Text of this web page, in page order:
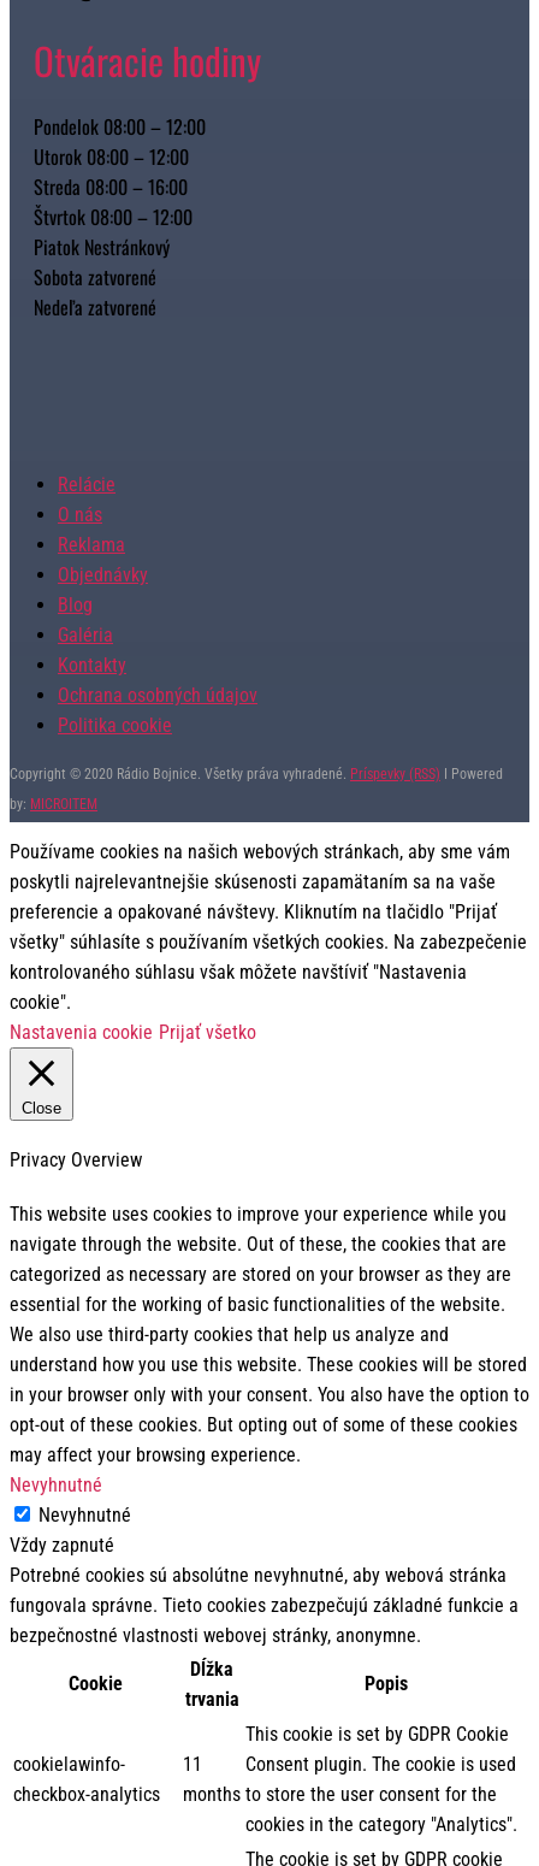
Otváracie hodiny
Pondelok 08:00 – 12:00
Utorok 08:00 – 12:00
Streda 08:00 – 16:00
Štvrtok 08:00 – 12:00
Piatok Nestránkový
Sobota zatvorené
Nedeľa zatvorené
Relácie
O nás
Reklama
Objednávky
Blog
Galéria
Kontakty
Ochrana osobných údajov
Politika cookie
Copyright © 2020 Rádio Bojnice. Všetky práva vyhradené. Príspevky (RSS) I Powered
by: MICROITEM
Používame cookies na našich webových stránkach, aby sme vám
poskytli najrelevantnejšie skúsenosti zapamätaním sa na vaše
preferencie a opakované návštevy. Kliknutím na tlačidlo "Prijať
všetky" súhlasíte s používaním všetkých cookies. Na zabezpečenie
kontrolovaného súhlasu však môžete navštíviť "Nastavenia
cookie".
Nastavenia cookie Prijať všetko
Close
Privacy Overview
This website uses cookies to improve your experience while you
navigate through the website. Out of these, the cookies that are
categorized as necessary are stored on your browser as they are
essential for the working of basic functionalities of the website.
We also use third-party cookies that help us analyze and
understand how you use this website. These cookies will be stored
in your browser only with your consent. You also have the option to
opt-out of these cookies. But opting out of some of these cookies
may affect your browsing experience.
Nevyhnutné
Nevyhnutné
Vždy zapnuté
Potrebné cookies sú absolútne nevyhnutné, aby webová stránka
fungovala správne. Tieto cookies zabezpečujú základné funkcie a
bezpečnostné vlastnosti webovej stránky, anonymne.
Cookie
Dĺžka
trvania
Popis
cookielawinfo-
checkbox-analytics
11
months
This cookie is set by GDPR Cookie
Consent plugin. The cookie is used
to store the user consent for the
cookies in the category "Analytics".
The cookie is set by GDPR cookie